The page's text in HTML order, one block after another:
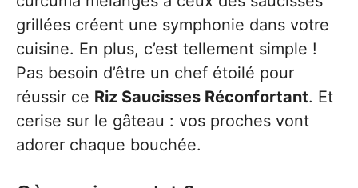
grillées créent une symphonie dans votre
cuisine. En plus, c’est tellement simple !
Pas besoin d’être un chef étoilé pour
réussir ce Riz Saucisses Réconfortant. Et
cerise sur le gâteau : vos proches vont
adorer chaque bouchée.